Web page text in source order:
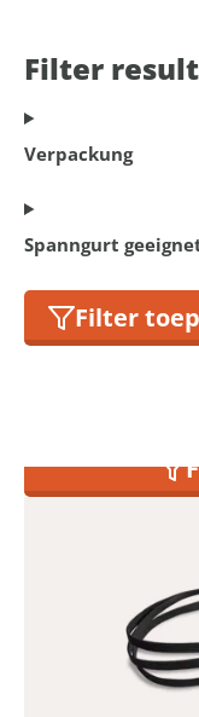
Filter
Verpackung
Spanngurt
Filter